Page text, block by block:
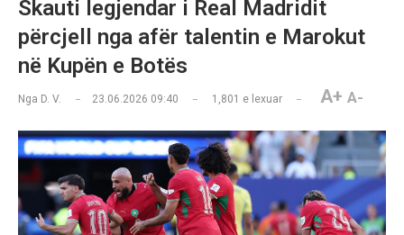
Skauti legjendar i Real Madridit
përcjell nga afër talentin e Marokut
në Kupën e Botës
Nga D. V. 23.06.2026 09:40 1,801 e lexuar A+ A-